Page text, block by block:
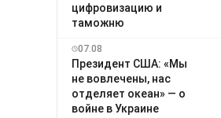
цифровизацию и
таможню
07.08
Президент США: «Мы
не вовлечены, нас
отделяет океан» — о
войне в Украине